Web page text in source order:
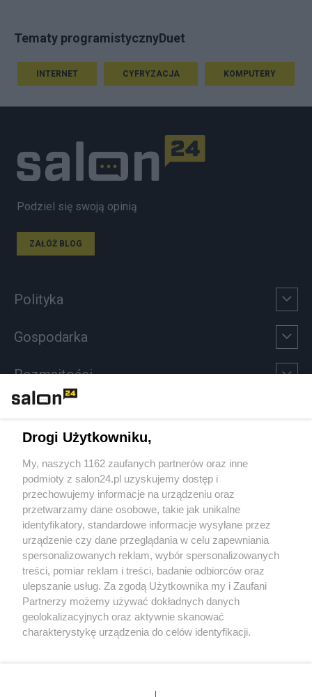
Tematy programistycznyDuet
INTERNET CYFRYZACJA KOMPUTERY
Podziel się swoją opinią
ZAŁÓŻ BLOG
Polityka
Gospodarka
Rozmaitości
Sport
Społeczeństwo
Kultura
X Facebook Instagram Youtube
Drogi Użytkowniku,
My, naszych 1162 zaufanych partnerów oraz inne
podmioty z salon24.pl uzyskujemy dostęp i
przechowujemy informacje na urządzeniu oraz
przetwarzamy dane osobowe, takie jak unikalne
identyfikatory, standardowe informacje wysyłane przez
urządzenie czy dane przeglądania w celu zapewniania
spersonalizowanych reklam, wybór spersonalizowanych
treści, pomiar reklam i treści, badanie odbiorców oraz
ulepszanie usług. Za zgodą Użytkownika my i Zaufani
Partnerzy możemy używać dokładnych danych
geolokalizacyjnych oraz aktywnie skanować
charakterystykę urządzenia do celów identyfikacji.
zmienić/wycofać klikając przycisk ustawień prywatności